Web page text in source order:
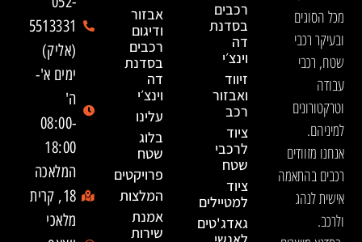
מכל הסוגים
ובעיקר רכבי
שטח, רכבי
עבודה
וטרקטורונים
למיניהם.
אנחנו מזוודים
רכבים בהתאמה
אישית לנהג
ולרכב.
רכבים
בסדנת
דה
וינצ׳י
זיווד
ואבזור
רכב
ציוד
לרכבי
שטח
ציוד
למטיילים
גאדג'טים
אבזור
ודיגום
רכבים
בסדנת
דה
וינצ׳י
עלינו
בלוג
שטח
פרויקטים
המלצות
אמנת
שירות
5513331
(אליק)
ימים א'-
ה'
08:00-
18:00
המלאכה
18, קרית
מלאכי